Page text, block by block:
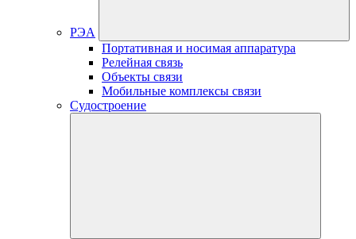
РЭА
Портативная и носимая аппаратура
Релейная связь
Объекты связи
Мобильные комплексы связи
Судостроение